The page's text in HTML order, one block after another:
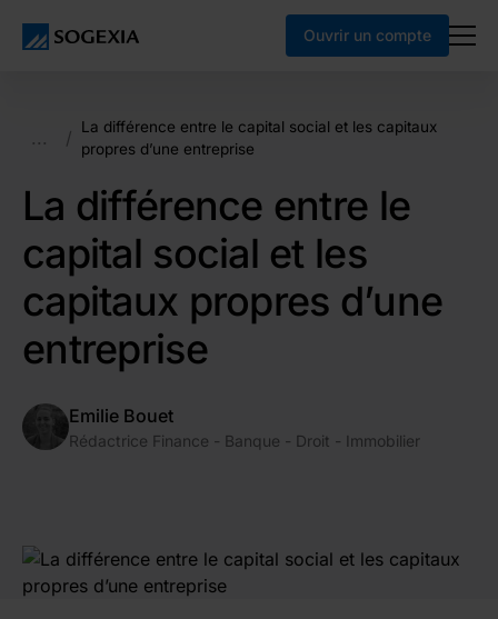
Ouvrir un compte
... /
La différence entre le capital social et les capitaux
propres d’une entreprise
La différence entre le
capital social et les
capitaux propres d’une
entreprise
Emilie Bouet
Rédactrice Finance - Banque - Droit - Immobilier